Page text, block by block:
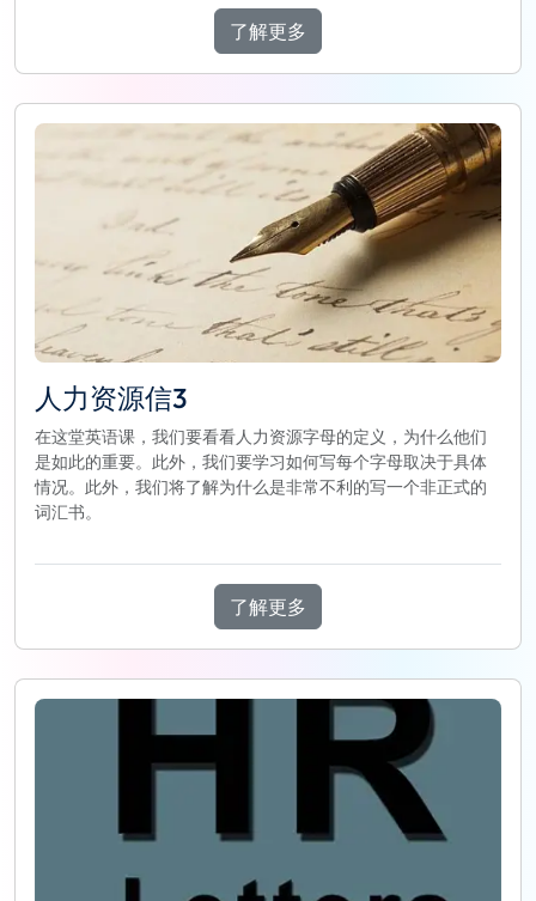
了解更多
人力资源信3
在这堂英语课，我们要看看人力资源字母的定义，为什么他们
是如此的重要。此外，我们要学习如何写每个字母取决于具体
情况。此外，我们将了解为什么是非常不利的写一个非正式的
词汇书。
了解更多